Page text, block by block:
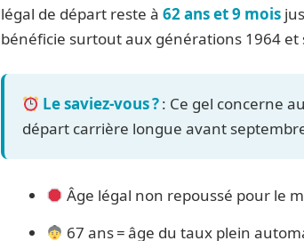
légal de départ reste à 62 ans et 9 mois
bénéficie surtout aux générations 1964 et
Le saviez-vous ?: Ce gel concerne
départ carrière longue avant
Âge légal non repoussé pour le
67 ans = âge du taux plein